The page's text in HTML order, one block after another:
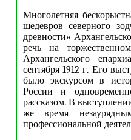
Многолетняя
шедевров северного
древности»
речь на
Архангельского
сентября 1912 г. Его
было экскурсом в
России и
рассказом. В
же время
профессиональной